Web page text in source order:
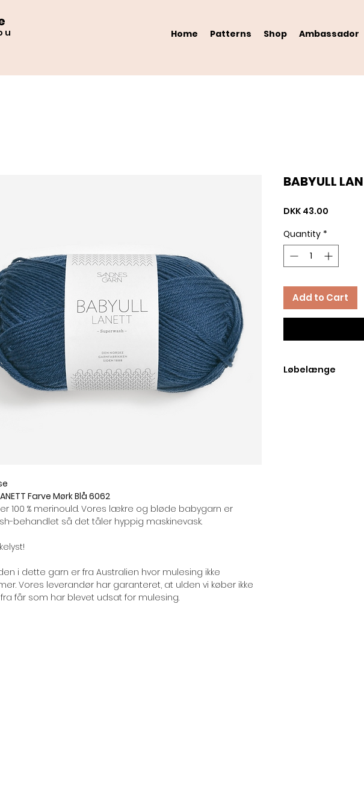
Home Patterns Shop Ambassador
Farve Mørk Blå 6062
100 % merinould. Vores lækre og bløde babygarn er
behandlet så det tåler hyppig maskinevask.
i dette garn er fra Australien hvor mulesing ikke
Vores leverandør har garanteret, at ulden vi køber ikke
får som har blevet udsat for mulesing.
BABYULL
DKK 43.00
Quantity *
Add to Cart
Løbelænge